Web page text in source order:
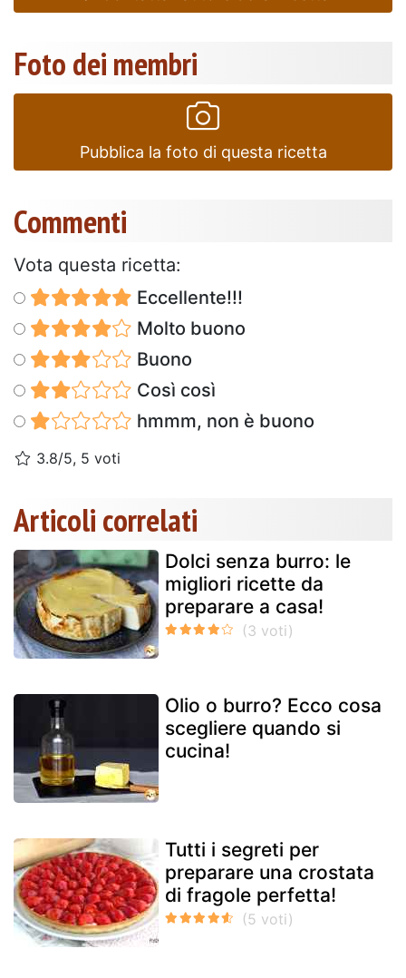
Foto dei membri
Pubblica la foto di questa ricetta
Commenti
Vota questa ricetta:
Eccellente!!!
Molto buono
Buono
Così così
hmmm, non è buono
3.8/5, 5 voti
Articoli correlati
Dolci senza burro: le
migliori ricette da
preparare a casa!
Olio o burro? Ecco cosa
scegliere quando si
cucina!
Tutti i segreti per
preparare una crostata
di fragole perfetta!